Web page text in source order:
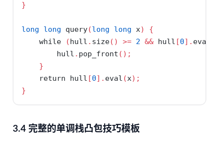
}
long long query(long long x)
{
while
( hull . size() >= 2 && hull [0]. eval
        hull
. pop_front ();
}
return hull [0]. eval (x);
}
3.4 完整的单调栈凸包技巧模板